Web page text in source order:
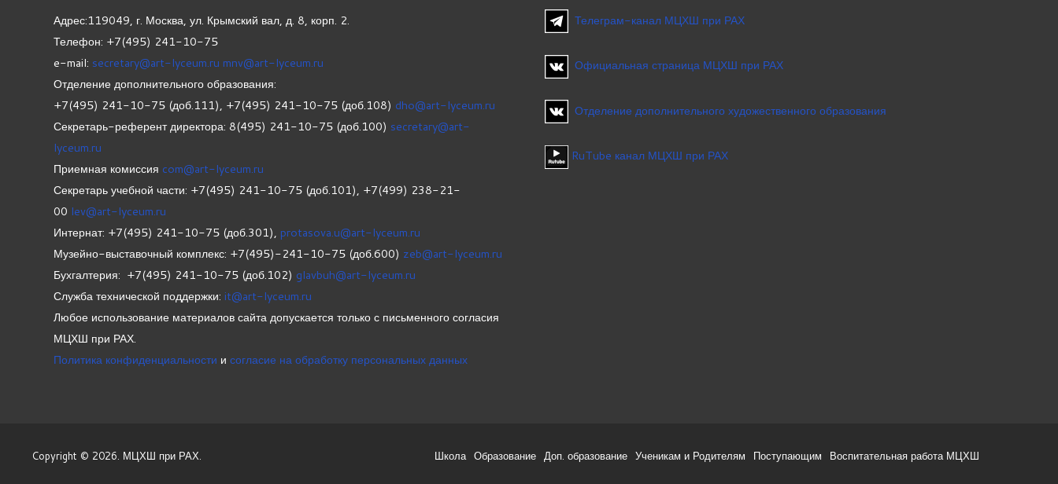
Адрес:119049, г. Москва, ул. Крымский вал, д. 8, корп. 2.
Телефон: +7(495) 241-10-75
e-mail: secretary@art-lyceum.ru mnv@art-lyceum.ru
Отделение дополнительного образования:
+7(495) 241-10-75 (доб.111), +7(495) 241-10-75 (доб.108) dho@art-lyceum.ru
Секретарь-референт директора: 8(495) 241-10-75 (доб.100) secretary@art-
lyceum.ru
Приемная комиссия com@art-lyceum.ru
Секретарь учебной части: +7(495) 241-10-75 (доб.101), +7(499) 238-21-
00 lev@art-lyceum.ru
Интернат: +7(495) 241-10-75 (доб.301), protasova.u@art-lyceum.ru
Музейно-выставочный комплекс: +7(495)-241-10-75 (доб.600) zeb@art-lyceum.ru
Бухгалтерия: +7(495) 241-10-75 (доб.102) glavbuh@art-lyceum.ru
Служба технической поддержки: it@art-lyceum.ru
Любое использование материалов сайта допускается только с письменного согласия
МЦХШ при РАХ.
Политика конфиденциальности и согласие на обработку персональных данных
Телеграм-канал МЦХШ при РАХ
Официальная страница МЦХШ при РАХ
Отделение дополнительного художественного образования
RuTube канал МЦХШ при РАХ
Copyright © 2026. МЦХШ при РАХ. Школа Образование Доп. образование Ученикам и Родителям Поступающим Воспитательная работа МЦХШ